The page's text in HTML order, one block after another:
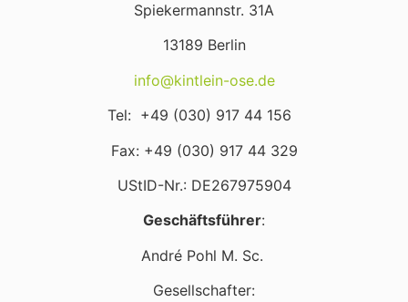
Spiekermannstr. 31A
13189 Berlin
info@kintlein-ose.de
Tel: +49 (030) 917 44 156
Fax: +49 (030) 917 44 329
UStID-Nr.: DE267975904
Geschäftsführer:
André Pohl M. Sc.
Gesellschafter: